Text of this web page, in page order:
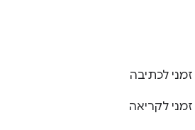
זמני לכתיבה
זמני לקריאה